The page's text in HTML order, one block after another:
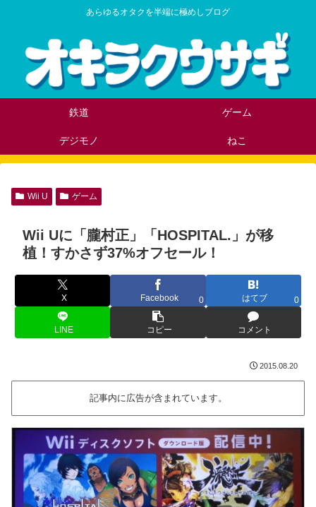
あらゆるオタクを半端に極めしブログ
鉄道 ゲーム
デジモノ ねこ
Wii U ゲーム
Wii Uに「朧村正」「HOSPITAL.」が移
植！すかさず37%オフセール！
X Facebook 0 はてブ 0
LINE コピー コメント
2015.08.20
記事内に広告が含まれています。